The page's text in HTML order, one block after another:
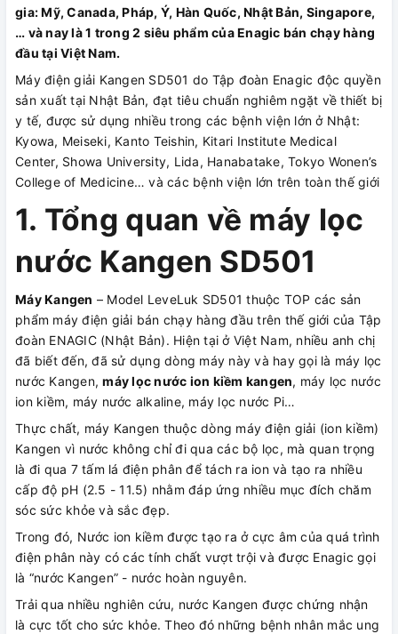
gia: Mỹ, Canada, Pháp, Ý, Hàn Quốc, Nhật Bản, Singapore,
… và nay là 1 trong 2 siêu phẩm của Enagic bán chạy hàng
đầu tại Việt Nam.
Máy điện giải Kangen SD501 do Tập đoàn Enagic độc quyền
sản xuất tại Nhật Bản, đạt tiêu chuẩn nghiêm ngặt về thiết bị
y tế, được sử dụng nhiều trong các bệnh viện lớn ở Nhật:
Kyowa, Meiseki, Kanto Teishin, Kitari Institute Medical
Center, Showa University, Lida, Hanabatake, Tokyo Wonen’s
College of Medicine… và các bệnh viện lớn trên toàn thế giới
1. Tổng quan về máy lọc
nước Kangen SD501
Máy Kangen – Model LeveLuk SD501 thuộc TOP các sản
phẩm máy điện giải bán chạy hàng đầu trên thế giới của Tập
đoàn ENAGIC (Nhật Bản). Hiện tại ở Việt Nam, nhiều anh chị
đã biết đến, đã sử dụng dòng máy này và hay gọi là máy lọc
nước Kangen,máy lọc nước ion kiềm kangen, máy lọc nước
ion kiềm, máy nước alkaline, máy lọc nước Pi…
Thực chất, máy Kangen thuộc dòng máy điện giải (ion kiềm)
Kangen vì nước không chỉ đi qua các bộ lọc, mà quan trọng
là đi qua 7 tấm lá điện phân để tách ra ion và tạo ra nhiều
cấp độ pH (2.5 - 11.5) nhằm đáp ứng nhiều mục đích chăm
sóc sức khỏe và sắc đẹp.
Trong đó, Nước ion kiềm được tạo ra ở cực âm của quá trình
điện phân này có các tính chất vượt trội và được Enagic gọi
là “nước Kangen” - nước hoàn nguyên.
Trải qua nhiều nghiên cứu, nước Kangen được chứng nhận
là cực tốt cho sức khỏe. Theo đó những bệnh nhân mắc ung